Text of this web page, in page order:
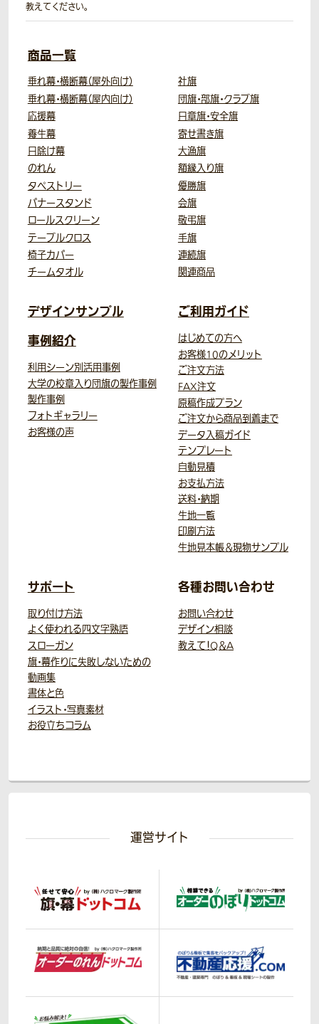
教えてください。
商品一覧
垂れ幕・横断幕（屋外向け）
垂れ幕・横断幕（屋内向け）
応援幕
養生幕
日除け幕
のれん
タペストリー
バナースタンド
ロールスクリーン
テーブルクロス
椅子カバー
チームタオル
社旗
団旗・部旗・クラブ旗
日章旗・安全旗
寄せ書き旗
大漁旗
額縁入り旗
優勝旗
会旗
敬弔旗
手旗
連続旗
関連商品
デザインサンプル
事例紹介
利用シーン別活用事例
大学の校章入り団旗の製作事例
製作事例
フォトギャラリー
お客様の声
ご利用ガイド
はじめての方へ
お客様10のメリット
ご注文方法
FAX注文
原稿作成プラン
ご注文から商品到着まで
データ入稿ガイド
テンプレート
自動見積
お支払方法
送料・納期
生地一覧
印刷方法
生地見本帳＆現物サンプル
サポート
取り付け方法
よく使われる四文字熟語
スローガン
旗・幕作りに失敗しないための
動画集
書体と色
イラスト・写真素材
お役立ちコラム
各種お問い合わせ
お問い合わせ
デザイン相談
教えて！Q＆A
運営サイト